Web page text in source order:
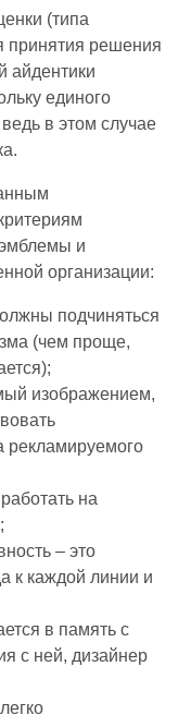
(типа
принятия решения
айдентики
единого
в этом случае
и
организации:
подчиняться
(чем проще,
изображением,
рекламируемого
на
– это
к каждой линии и
в память с
с ней, дизайнер